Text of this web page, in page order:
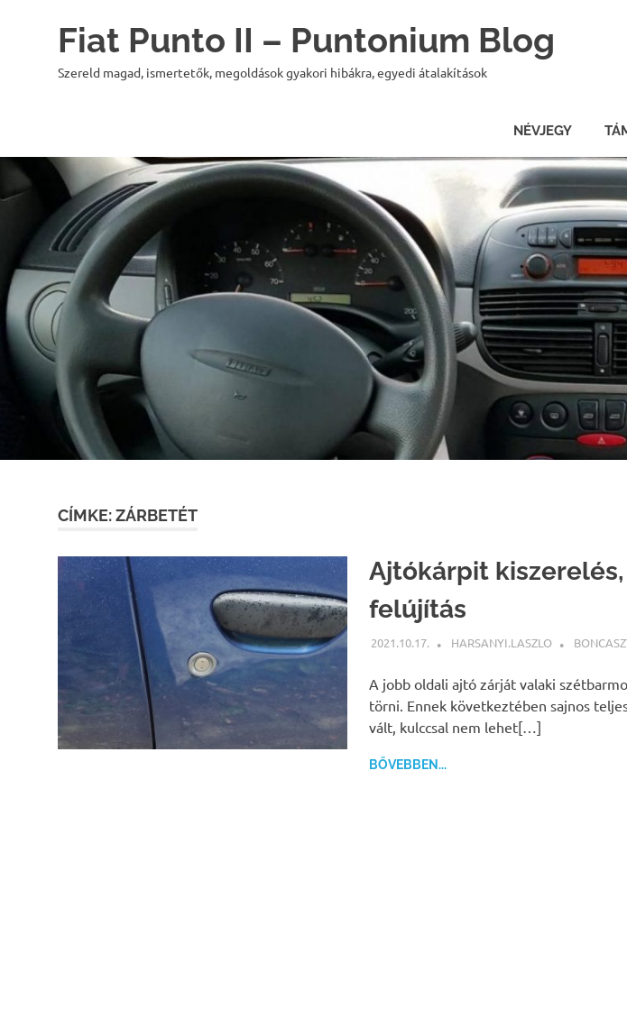
Fiat Punto II – Puntonium Blog
Szereld magad, ismertetők, megoldások gyakori hibákra, egyedi átalakítások
NÉVJEGY
CÍMKE:ZÁRBETÉT
Ajtókárpit
felújítás
2021.10.17. HARSANYI.LASZLO
A jobb oldali ajtó zárját valaki
törni. Ennek következtében sajnos
vált, kulccsal nem lehet[…]
BŐVEBBEN...